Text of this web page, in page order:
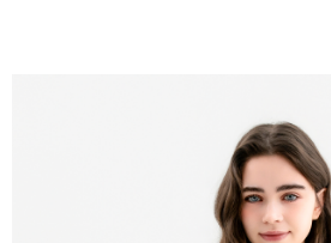
每筆NT$120，滿NT$1,500(含以上)免運費